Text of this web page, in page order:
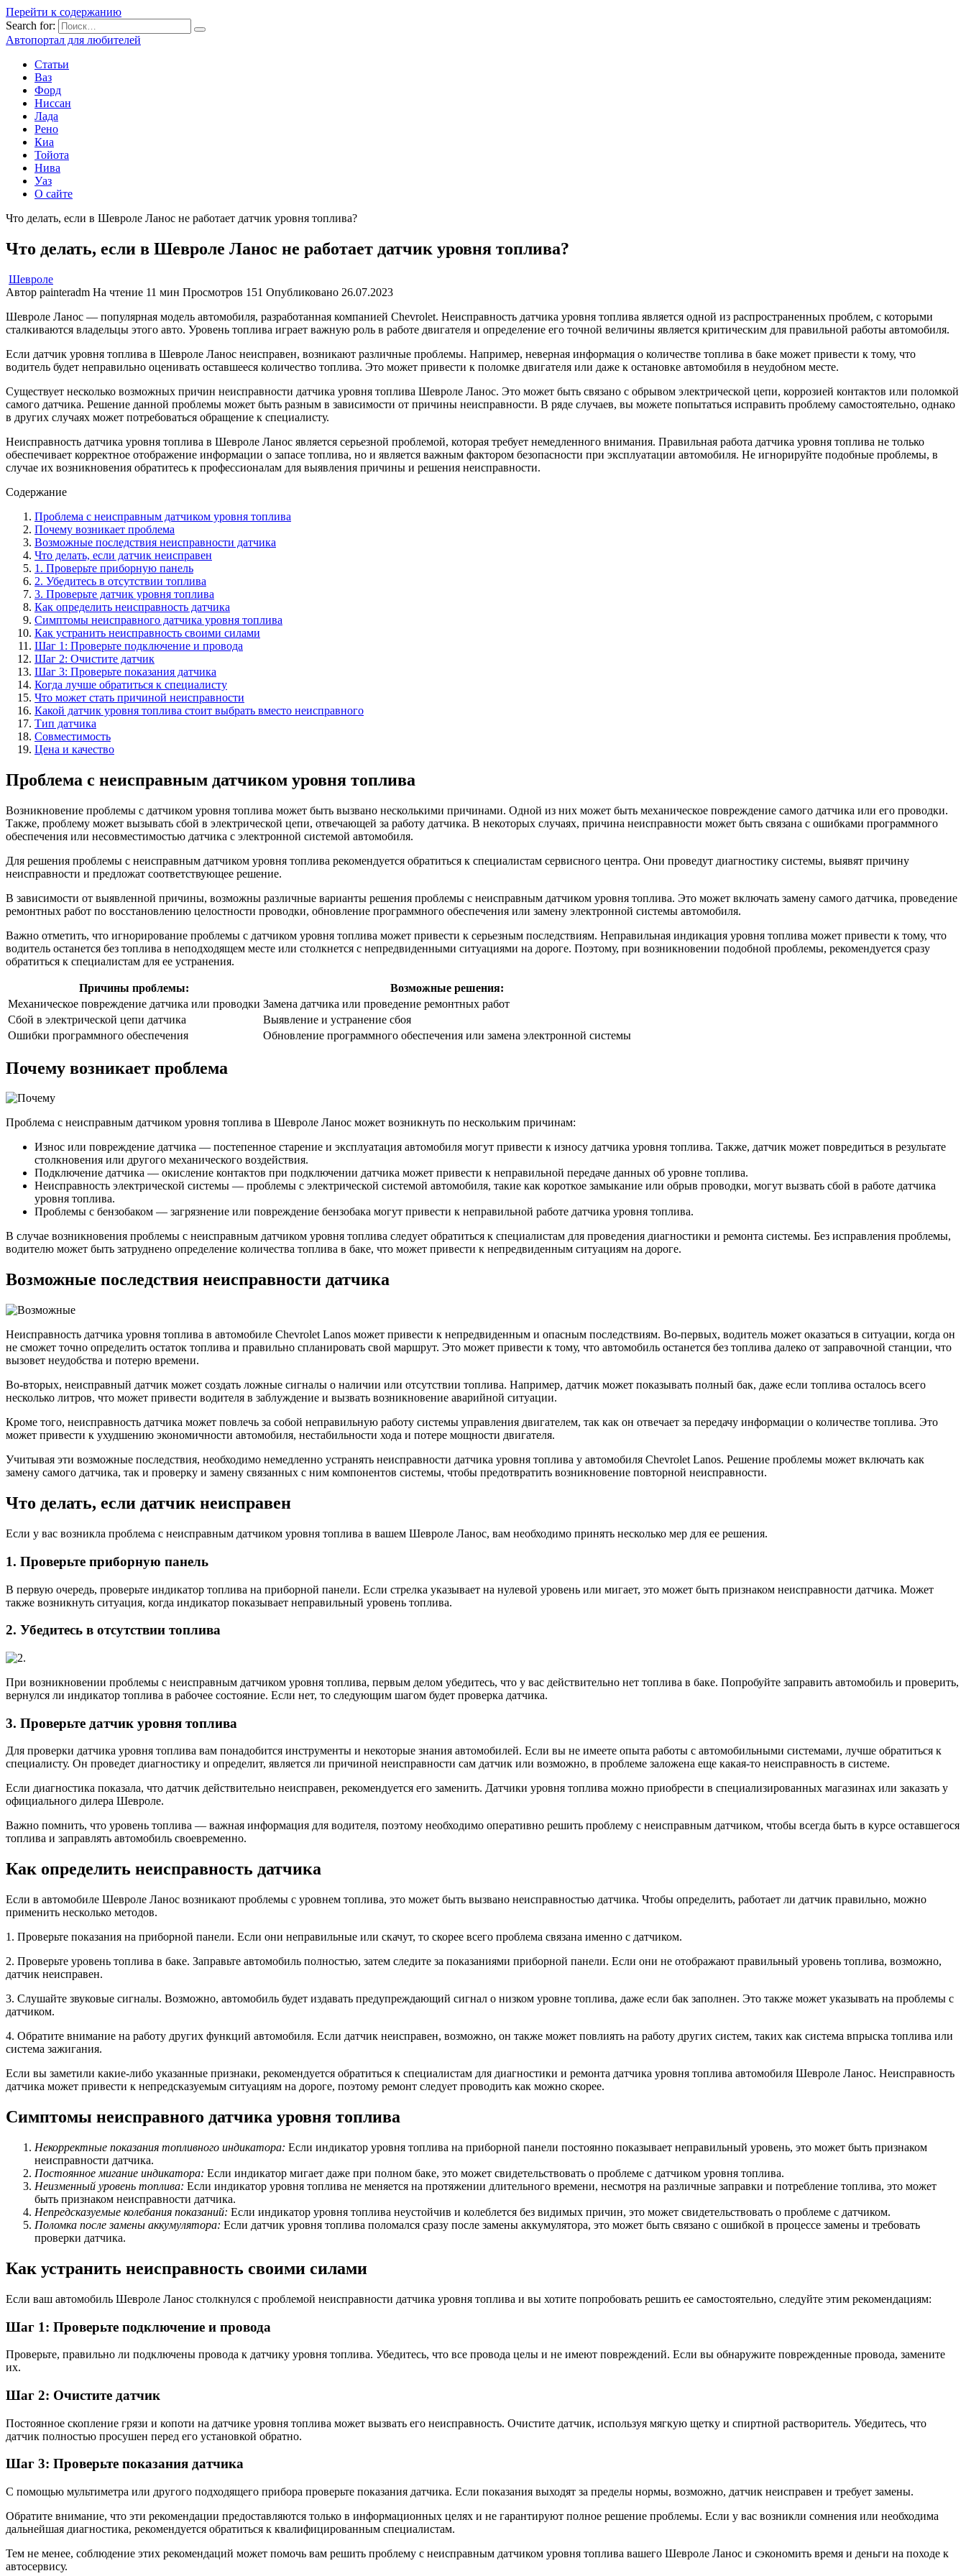
Перейти к содержанию
Search for:
Автопортал для любителей
Статьи
Ваз
Форд
Ниссан
Лада
Рено
Киа
Тойота
Нива
Уаз
О сайте
Что делать, если в Шевроле Ланос не работает датчик уровня топлива?
Что делать, если в Шевроле Ланос не работает датчик уровня топлива?
Шевроле
Автор painteradm На чтение 11 мин Просмотров 151 Опубликовано 26.07.2023
Шевроле Ланос — популярная модель автомобиля, разработанная компанией Chevrolet. Неисправность датчика уровня топлива является одной из распространенных проблем, с которыми
сталкиваются владельцы этого авто. Уровень топлива играет важную роль в работе двигателя и определение его точной величины является критическим для правильной работы автомобиля.
Если датчик уровня топлива в Шевроле Ланос неисправен, возникают различные проблемы. Например, неверная информация о количестве топлива в баке может привести к тому, что
водитель будет неправильно оценивать оставшееся количество топлива. Это может привести к поломке двигателя или даже к остановке автомобиля в неудобном месте.
Существует несколько возможных причин неисправности датчика уровня топлива Шевроле Ланос. Это может быть связано с обрывом электрической цепи, коррозией контактов или поломкой
самого датчика. Решение данной проблемы может быть разным в зависимости от причины неисправности. В ряде случаев, вы можете попытаться исправить проблему самостоятельно, однако
в других случаях может потребоваться обращение к специалисту.
Неисправность датчика уровня топлива в Шевроле Ланос является серьезной проблемой, которая требует немедленного внимания. Правильная работа датчика уровня топлива не только
обеспечивает корректное отображение информации о запасе топлива, но и является важным фактором безопасности при эксплуатации автомобиля. Не игнорируйте подобные проблемы, в
случае их возникновения обратитесь к профессионалам для выявления причины и решения неисправности.
Содержание
Проблема с неисправным датчиком уровня топлива
Почему возникает проблема
Возможные последствия неисправности датчика
Что делать, если датчик неисправен
1. Проверьте приборную панель
2. Убедитесь в отсутствии топлива
3. Проверьте датчик уровня топлива
Как определить неисправность датчика
Симптомы неисправного датчика уровня топлива
Как устранить неисправность своими силами
Шаг 1: Проверьте подключение и провода
Шаг 2: Очистите датчик
Шаг 3: Проверьте показания датчика
Когда лучше обратиться к специалисту
Что может стать причиной неисправности
Какой датчик уровня топлива стоит выбрать вместо неисправного
Тип датчика
Совместимость
Цена и качество
Проблема с неисправным датчиком уровня топлива
Возникновение проблемы с датчиком уровня топлива может быть вызвано несколькими причинами. Одной из них может быть механическое повреждение самого датчика или его проводки.
Также, проблему может вызывать сбой в электрической цепи, отвечающей за работу датчика. В некоторых случаях, причина неисправности может быть связана с ошибками программного
обеспечения или несовместимостью датчика с электронной системой автомобиля.
Для решения проблемы с неисправным датчиком уровня топлива рекомендуется обратиться к специалистам сервисного центра. Они проведут диагностику системы, выявят причину
неисправности и предложат соответствующее решение.
В зависимости от выявленной причины, возможны различные варианты решения проблемы с неисправным датчиком уровня топлива. Это может включать замену самого датчика, проведение
ремонтных работ по восстановлению целостности проводки, обновление программного обеспечения или замену электронной системы автомобиля.
Важно отметить, что игнорирование проблемы с датчиком уровня топлива может привести к серьезным последствиям. Неправильная индикация уровня топлива может привести к тому, что
водитель останется без топлива в неподходящем месте или столкнется с непредвиденными ситуациями на дороге. Поэтому, при возникновении подобной проблемы, рекомендуется сразу
обратиться к специалистам для ее устранения.
Причины проблемы:
Возможные решения:
Механическое повреждение датчика или проводки Замена датчика или проведение ремонтных работ
Сбой в электрической цепи датчика
Выявление и устранение сбоя
Ошибки программного обеспечения
Обновление программного обеспечения или замена электронной системы
Почему возникает проблема
Проблема с неисправным датчиком уровня топлива в Шевроле Ланос может возникнуть по нескольким причинам:
Износ или повреждение датчика — постепенное старение и эксплуатация автомобиля могут привести к износу датчика уровня топлива. Также, датчик может повредиться в результате
столкновения или другого механического воздействия.
Подключение датчика — окисление контактов при подключении датчика может привести к неправильной передаче данных об уровне топлива.
Неисправность электрической системы — проблемы с электрической системой автомобиля, такие как короткое замыкание или обрыв проводки, могут вызвать сбой в работе датчика
уровня топлива.
Проблемы с бензобаком — загрязнение или повреждение бензобака могут привести к неправильной работе датчика уровня топлива.
В случае возникновения проблемы с неисправным датчиком уровня топлива следует обратиться к специалистам для проведения диагностики и ремонта системы. Без исправления проблемы,
водителю может быть затруднено определение количества топлива в баке, что может привести к непредвиденным ситуациям на дороге.
Возможные последствия неисправности датчика
Неисправность датчика уровня топлива в автомобиле Chevrolet Lanos может привести к непредвиденным и опасным последствиям. Во-первых, водитель может оказаться в ситуации, когда он
не сможет точно определить остаток топлива и правильно спланировать свой маршрут. Это может привести к тому, что автомобиль останется без топлива далеко от заправочной станции, что
вызовет неудобства и потерю времени.
Во-вторых, неисправный датчик может создать ложные сигналы о наличии или отсутствии топлива. Например, датчик может показывать полный бак, даже если топлива осталось всего
несколько литров, что может привести водителя в заблуждение и вызвать возникновение аварийной ситуации.
Кроме того, неисправность датчика может повлечь за собой неправильную работу системы управления двигателем, так как он отвечает за передачу информации о количестве топлива. Это
может привести к ухудшению экономичности автомобиля, нестабильности хода и потере мощности двигателя.
Учитывая эти возможные последствия, необходимо немедленно устранять неисправности датчика уровня топлива у автомобиля Chevrolet Lanos. Решение проблемы может включать как
замену самого датчика, так и проверку и замену связанных с ним компонентов системы, чтобы предотвратить возникновение повторной неисправности.
Что делать, если датчик неисправен
Если у вас возникла проблема с неисправным датчиком уровня топлива в вашем Шевроле Ланос, вам необходимо принять несколько мер для ее решения.
1. Проверьте приборную панель
В первую очередь, проверьте индикатор топлива на приборной панели. Если стрелка указывает на нулевой уровень или мигает, это может быть признаком неисправности датчика. Может
также возникнуть ситуация, когда индикатор показывает неправильный уровень топлива.
2. Убедитесь в отсутствии топлива
При возникновении проблемы с неисправным датчиком уровня топлива, первым делом убедитесь, что у вас действительно нет топлива в баке. Попробуйте заправить автомобиль и проверить,
вернулся ли индикатор топлива в рабочее состояние. Если нет, то следующим шагом будет проверка датчика.
3. Проверьте датчик уровня топлива
Для проверки датчика уровня топлива вам понадобится инструменты и некоторые знания автомобилей. Если вы не имеете опыта работы с автомобильными системами, лучше обратиться к
специалисту. Он проведет диагностику и определит, является ли причиной неисправности сам датчик или возможно, в проблеме заложена еще какая-то неисправность в системе.
Если диагностика показала, что датчик действительно неисправен, рекомендуется его заменить. Датчики уровня топлива можно приобрести в специализированных магазинах или заказать у
официального дилера Шевроле.
Важно помнить, что уровень топлива — важная информация для водителя, поэтому необходимо оперативно решить проблему с неисправным датчиком, чтобы всегда быть в курсе оставшегося
топлива и заправлять автомобиль своевременно.
Как определить неисправность датчика
Если в автомобиле Шевроле Ланос возникают проблемы с уровнем топлива, это может быть вызвано неисправностью датчика. Чтобы определить, работает ли датчик правильно, можно
применить несколько методов.
1. Проверьте показания на приборной панели. Если они неправильные или скачут, то скорее всего проблема связана именно с датчиком.
2. Проверьте уровень топлива в баке. Заправьте автомобиль полностью, затем следите за показаниями приборной панели. Если они не отображают правильный уровень топлива, возможно,
датчик неисправен.
3. Слушайте звуковые сигналы. Возможно, автомобиль будет издавать предупреждающий сигнал о низком уровне топлива, даже если бак заполнен. Это также может указывать на проблемы с
датчиком.
4. Обратите внимание на работу других функций автомобиля. Если датчик неисправен, возможно, он также может повлиять на работу других систем, таких как система впрыска топлива или
система зажигания.
Если вы заметили какие-либо указанные признаки, рекомендуется обратиться к специалистам для диагностики и ремонта датчика уровня топлива автомобиля Шевроле Ланос. Неисправность
датчика может привести к непредсказуемым ситуациям на дороге, поэтому ремонт следует проводить как можно скорее.
Симптомы неисправного датчика уровня топлива
Некорректные показания топливного индикатора: Если индикатор уровня топлива на приборной панели постоянно показывает неправильный уровень, это может быть признаком
неисправности датчика.
Постоянное мигание индикатора: Если индикатор мигает даже при полном баке, это может свидетельствовать о проблеме с датчиком уровня топлива.
Неизменный уровень топлива: Если индикатор уровня топлива не меняется на протяжении длительного времени, несмотря на различные заправки и потребление топлива, это может
быть признаком неисправности датчика.
Непредсказуемые колебания показаний: Если индикатор уровня топлива неустойчив и колеблется без видимых причин, это может свидетельствовать о проблеме с датчиком.
Поломка после замены аккумулятора: Если датчик уровня топлива поломался сразу после замены аккумулятора, это может быть связано с ошибкой в процессе замены и требовать
проверки датчика.
Как устранить неисправность своими силами
Если ваш автомобиль Шевроле Ланос столкнулся с проблемой неисправности датчика уровня топлива и вы хотите попробовать решить ее самостоятельно, следуйте этим рекомендациям:
Шаг 1: Проверьте подключение и провода
Проверьте, правильно ли подключены провода к датчику уровня топлива. Убедитесь, что все провода целы и не имеют повреждений. Если вы обнаружите поврежденные провода, замените
их.
Шаг 2: Очистите датчик
Постоянное скопление грязи и копоти на датчике уровня топлива может вызвать его неисправность. Очистите датчик, используя мягкую щетку и спиртной растворитель. Убедитесь, что
датчик полностью просушен перед его установкой обратно.
Шаг 3: Проверьте показания датчика
С помощью мультиметра или другого подходящего прибора проверьте показания датчика. Если показания выходят за пределы нормы, возможно, датчик неисправен и требует замены.
Обратите внимание, что эти рекомендации предоставляются только в информационных целях и не гарантируют полное решение проблемы. Если у вас возникли сомнения или необходима
дальнейшая диагностика, рекомендуется обратиться к квалифицированным специалистам.
Тем не менее, соблюдение этих рекомендаций может помочь вам решить проблему с неисправным датчиком уровня топлива вашего Шевроле Ланос и сэкономить время и деньги на походе к
автосервису.